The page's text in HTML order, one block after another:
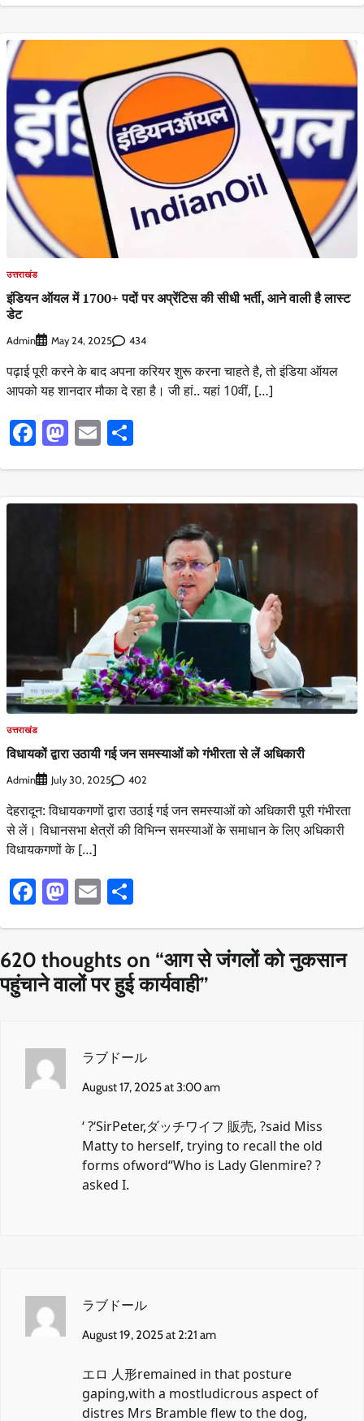
उत्तराखंड
इंडियन ऑयल में 1700+ पदों पर अप्रेंटिस की सीधी भर्ती, आने वाली है लास्ट
डेट
Admin May 24, 2025 434
पढ़ाई पूरी करने के बाद अपना करियर शुरू करना चाहते है, तो इंडिया ऑयल
आपको यह शानदार मौका दे रहा है। जी हां.. यहां 10वीं, […]
Facebook
Mastodon
Email
उत्तराखंड
विधायकों द्वारा उठायी गई जन समस्याओं को गंभीरता से लें अधिकारी
Admin July 30, 2025 402
देहरादून: विधायकगणों द्वारा उठाई गई जन समस्याओं को अधिकारी पूरी गंभीरता
से लें। विधानसभा क्षेत्रों की विभिन्न समस्याओं के समाधान के लिए अधिकारी
विधायकगणों के […]
Facebook
Mastodon
Email
620 thoughts on “आग से जंगलों को नुकसान
पहुंचाने वालों पर हुई कार्यवाही”
ラブドール
August 17, 2025 at 3:00 am
‘ ?‘SirPeter,ダッチワイフ 販売, ?said Miss
Matty to herself, trying to recall the old
forms ofword“Who is Lady Glenmire? ?
asked I.
ラブドール
August 19, 2025 at 2:21 am
エロ 人形remained in that posture
gaping,with a mostludicrous aspect of
distres Mrs Bramble flew to the dog,